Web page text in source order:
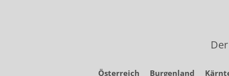
Österreich Burgenland